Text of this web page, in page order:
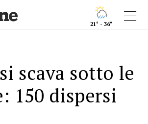
21° - 36°
scava sotto le
150 dispersi